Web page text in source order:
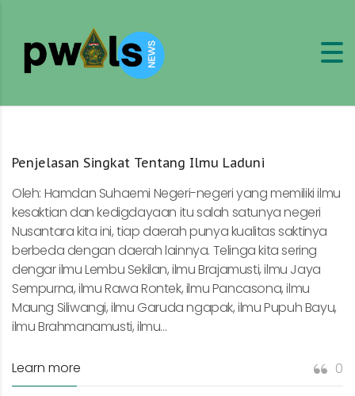
Penjelasan Singkat Tentang Ilmu Laduni
Oleh: Hamdan Suhaemi Negeri-negeri yang memiliki ilmu
kesaktian dan kedigdayaan itu salah satunya negeri
Nusantara kita ini, tiap daerah punya kualitas saktinya
berbeda dengan daerah lainnya. Telinga kita sering
dengar ilmu Lembu Sekilan, ilmu Brajamusti, ilmu Jaya
Sempurna, ilmu Rawa Rontek, ilmu Pancasona, ilmu
Maung Siliwangi, ilmu Garuda ngapak, ilmu Pupuh Bayu,
ilmu Brahmanamusti, ilmu...
Learn more 0